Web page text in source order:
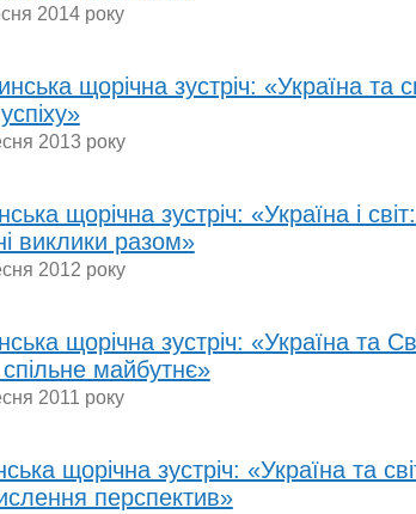
2014 року
щорічна зустріч: «Україна та
2013 року
щорічна зустріч: «Україна і
виклики разом»
2012 року
щорічна зустріч: «Україна та
майбутнє»
2011 року
щорічна зустріч: «Україна та
перспектив»